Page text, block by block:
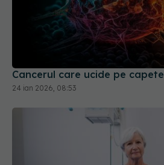
Cancerul care ucide pe capete
24 ian 2026, 08:53